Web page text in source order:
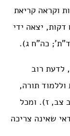
וקראה קריאת
יצאה ידי
כה”ח ג).
לדעת רוב
תורה,
צב, ז). ומכל
שאינה צריכה